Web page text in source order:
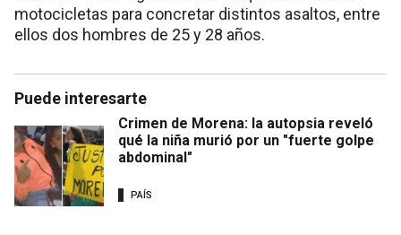
motocicletas para concretar distintos asaltos, entre
ellos dos hombres de 25 y 28 años.
Puede interesarte
Crimen de Morena: la autopsia reveló
qué la niña murió por un "fuerte golpe
abdominal"
PAÍS